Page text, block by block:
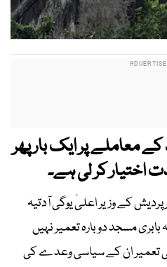
معاملے پر ایک بار پھر
اختیار کر لی ہے۔
پردیش کے وزیر اعلیٰ یوگی آدتیہ
مسجد دوبارہ تعمیر نہیں
تعمیر ان کے سیاسی وعدے کی